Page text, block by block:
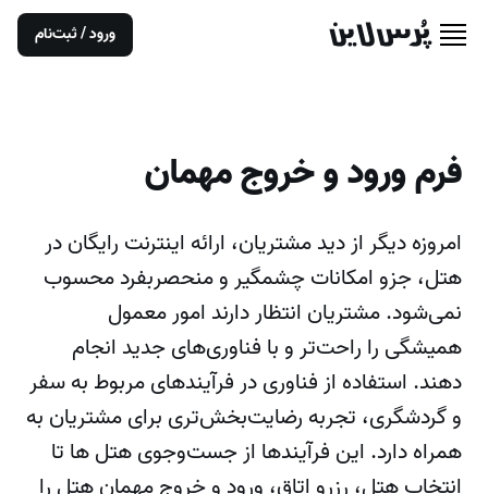
ورود / ثبت‌نام
فرم ورود و خروج مهمان
امروزه دیگر از دید مشتریان، ارائه اینترنت رایگان در
هتل، جزو امکانات چشمگیر و منحصربفرد محسوب
نمی‌شود. مشتریان انتظار دارند امور معمول
همیشگی را راحت‌تر و با فناوری‌های جدید انجام
دهند. استفاده از فناوری در فرآیندهای مربوط به سفر
و گردشگری، تجربه رضایت‌بخش‌تری برای مشتریان به
همراه دارد. این فرآیندها از جست‌وجوی هتل ها تا